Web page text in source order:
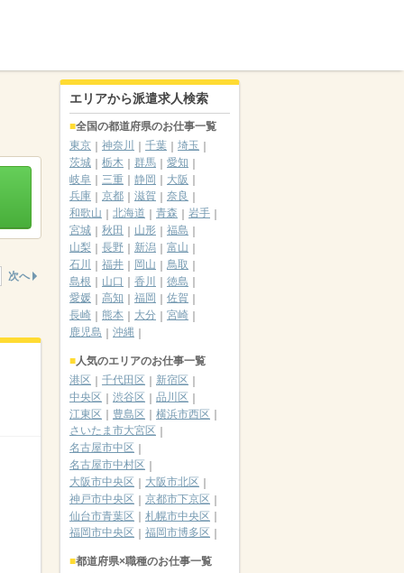
次へ
エリアから派遣求人検索
全国の都道府県のお仕事一覧
東京
神奈川 千葉
埼玉
茨城
栃木 群馬
愛知
岐阜
三重 静岡
大阪
兵庫
京都 滋賀
奈良
和歌山
北海道 青森
岩手
宮城
秋田 山形
福島
山梨
長野 新潟
富山
石川
福井 岡山
鳥取
島根
山口 香川
徳島
愛媛
高知 福岡
佐賀
長崎
熊本 大分
宮崎
鹿児島
沖縄
人気のエリアのお仕事一覧
港区
千代田区
新宿区
中央区
渋谷区
品川区
江東区
豊島区
横浜市西区
さいたま市大宮区
名古屋市中区
名古屋市中村区
大阪市中央区
大阪市北区
神戸市中央区
京都市下京区
仙台市青葉区
札幌市中央区
福岡市中央区
福岡市博多区
都道府県×職種のお仕事一覧